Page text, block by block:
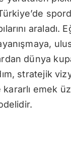
araladı.
dünya
stratejik
emek